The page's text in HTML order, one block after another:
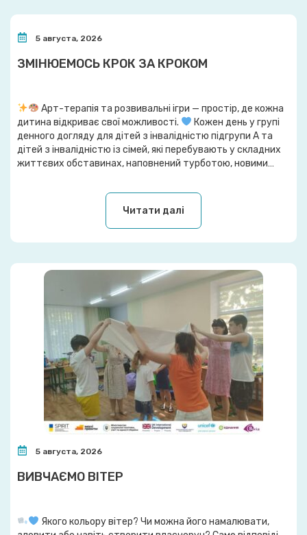
5 августа, 2026
ЗМІНЮЕМОСЬ КРОК ЗА КРОКОМ
Арт-терапія та розвивальні ігри — простір, де кожна
дитина відкриває свої можливості.
Кожен день у групі
денного догляду для дітей з інвалідністю підгрупи А та
дітей з інвалідністю із сімей, які перебувають у складних
життєвих обставинах, наповнений турботою, новими
з арт-терапії вихованці вчаться творчо висловлювати […]
Читати далі
5 августа, 2026
ВИВЧАЄМО ВІТЕР
Якого кольору вітер? Чи можна його намалювати,